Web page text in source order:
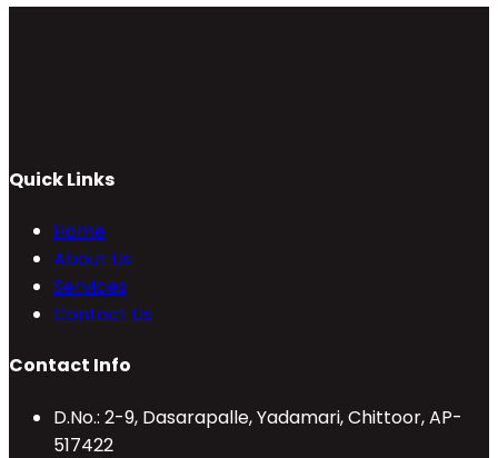
Quick Links
Home
About Us
Services
Contact Us
Contact Info
D.No.: 2-9, Dasarapalle, Yadamari, Chittoor, AP-
517422